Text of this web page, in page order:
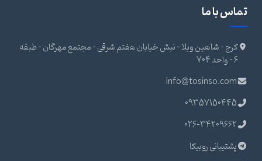
تماس با ما
کرج - شاهین ویلا - نبش خیابان هفتم شرقی - مجتمع مهرگان - طبقه
6 - واحد 704
info@tosinso.com
09357150445
026-34209662
پشتیبانی روبیکا